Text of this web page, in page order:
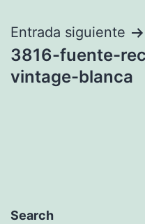
Entrada siguiente
3816-fuente-
vintage-blanca
Search